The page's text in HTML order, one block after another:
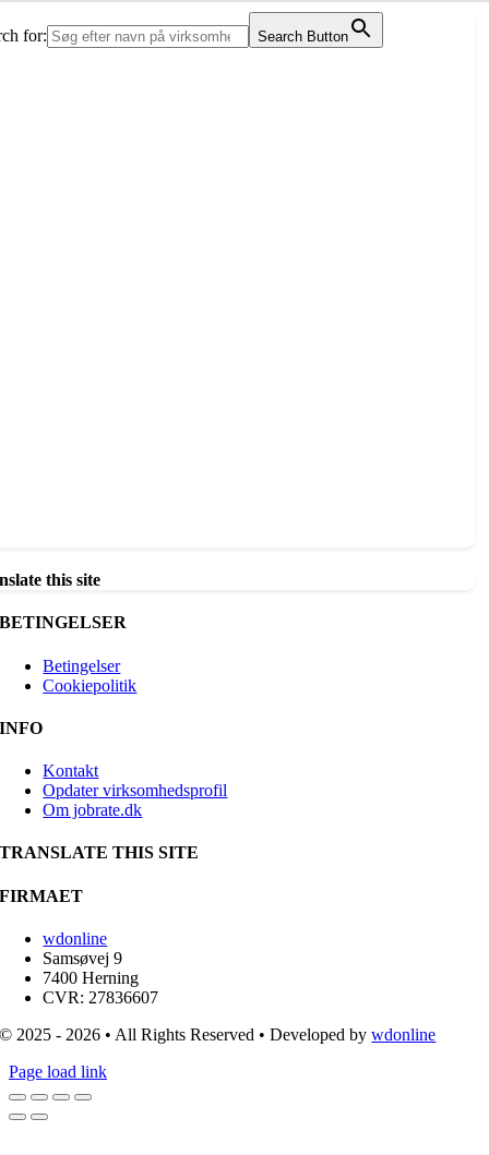
for: Search Button
this site
BETINGELSER
Betingelser
Cookiepolitik
INFO
Kontakt
Opdater virksomhedsprofil
Om jobrate.dk
TRANSLATE THIS SITE
FIRMAET
wdonline
Samsøvej 9
7400 Herning
CVR: 27836607
© 2025 - 2026 • All Rights Reserved • Developed bywdonline
Page load link